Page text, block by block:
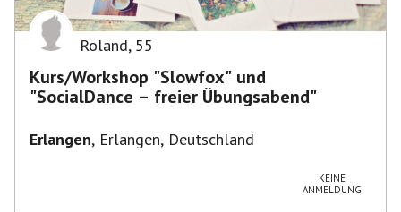
Roland, 55
Kurs/Workshop "Slowfox" und
"SocialDance – freier Übungsabend"
Erlangen, Erlangen, Deutschland
KEINE
ANMELDUNG